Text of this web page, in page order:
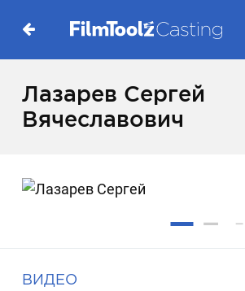
Лазарев Сергей
Вячеславович
ВИДЕО